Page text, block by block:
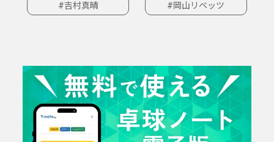
#吉村真晴 #岡山リベッツ